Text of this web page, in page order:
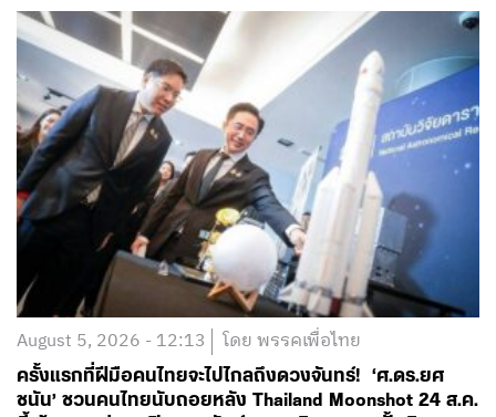
August 5, 2026 - 12:13 โดย พรรคเพื่อไทย
ครั้งแรกที่ฝีมือคนไทยจะไปไกลถึงดวงจันทร์! ‘ศ.ดร.ยศ
ชนัน’ ชวนคนไทยนับถอยหลัง Thailand Moonshot 24 ส.ค.